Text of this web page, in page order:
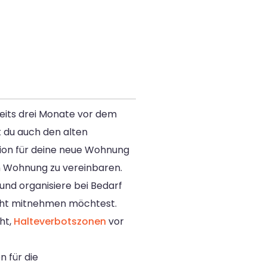
drei Monate vor dem
auch den alten
für deine neue Wohnung
zu vereinbaren.
organisiere bei Bedarf
mitnehmen möchtest.
Halteverbotszonen vor
für die